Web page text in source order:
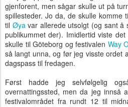
gjenforent, men sågar skulle ut på
spillesteder. Jo da, de skulle komme
til Øyavar allerede utsolgt (og sant å
publikummet der). Imidlertid viste
skulle til Göteborg og festivalen Way
så langt unna, og før jeg visste ordet
dagspass til fredagen.
Først hadde jeg selvfølgelig
overnattingssted, men da jeg innså
festivalområdet fra rundt 12 til